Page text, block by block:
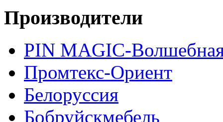
Производители
PIN MAGIС-
Промтекс-Ориент
Белоруссия
Бобруйскмебель